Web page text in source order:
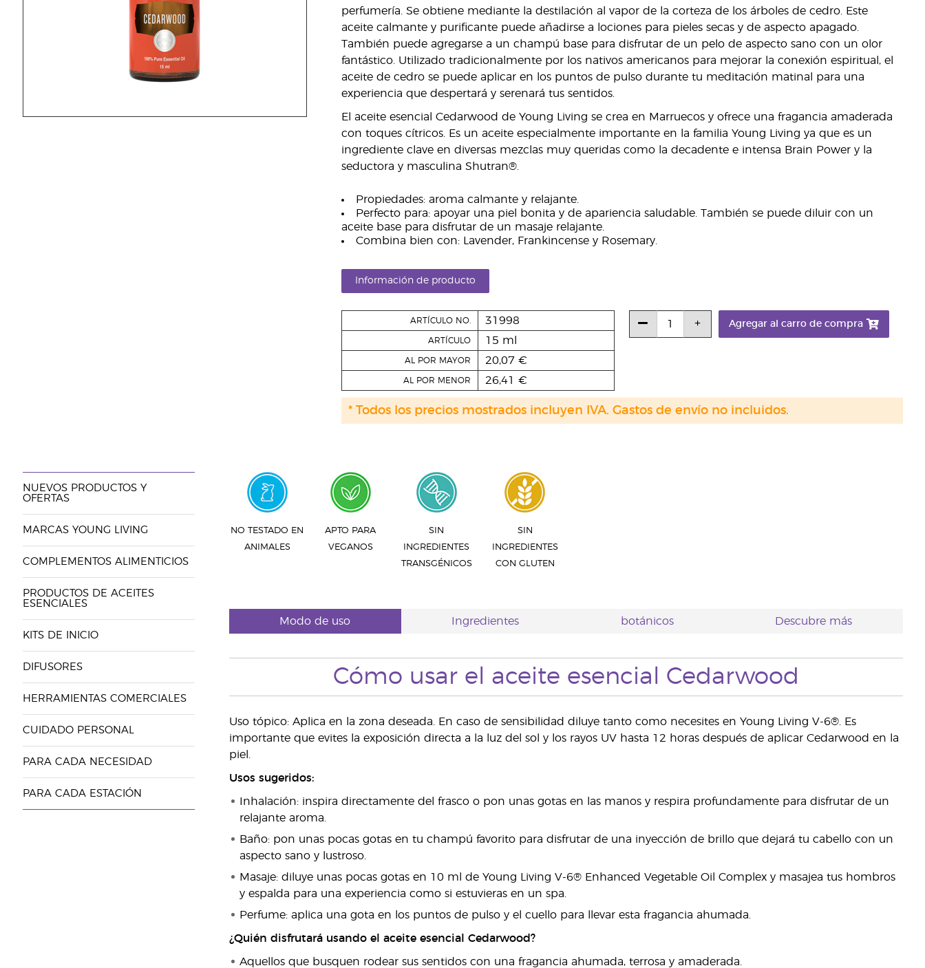
perfumería. Se obtiene mediante la destilación al vapor de la corteza de los árboles de cedro. Este
aceite calmante y purificante puede añadirse a lociones para pieles secas y de aspecto apagado.
También puede agregarse a un champú base para disfrutar de un pelo de aspecto sano con un olor
fantástico. Utilizado tradicionalmente por los nativos americanos para mejorar la conexión espiritual, el
aceite de cedro se puede aplicar en los puntos de pulso durante tu meditación matinal para una
experiencia que despertará y serenará tus sentidos.
El aceite esencial Cedarwood de Young Living se crea en Marruecos y ofrece una fragancia amaderada
con toques cítricos. Es un aceite especialmente importante en la familia Young Living ya que es un
ingrediente clave en diversas mezclas muy queridas como la decadente e intensa Brain Power y la
seductora y masculina Shutran®.
Propiedades: aroma calmante y relajante.
Perfecto para: apoyar una piel bonita y de apariencia saludable. También se puede diluir con un
aceite base para disfrutar de un masaje relajante.
Combina bien con: Lavender, Frankincense y Rosemary.
Información de producto
ARTÍCULO NO. 31998
ARTÍCULO 15 ml
AL POR MAYOR 20,07 €
AL POR MENOR 26,41 €
Agregar al carro de compra
* Todos los precios mostrados incluyen IVA. Gastos de envío no incluidos.
NUEVOS PRODUCTOS Y
OFERTAS
MARCAS YOUNG LIVING
COMPLEMENTOS ALIMENTICIOS
PRODUCTOS DE ACEITES
ESENCIALES
KITS DE INICIO
DIFUSORES
HERRAMIENTAS COMERCIALES
CUIDADO PERSONAL
PARA CADA NECESIDAD
PARA CADA ESTACIÓN
NO TESTADO EN
ANIMALES
APTO PARA
VEGANOS
SIN
INGREDIENTES
TRANSGÉNICOS
SIN
INGREDIENTES
CON GLUTEN
Modo de uso Ingredientes botánicos Descubre más
Cómo usar el aceite esencial Cedarwood
Uso tópico: Aplica en la zona deseada. En caso de sensibilidad diluye tanto como necesites en Young Living V-6®. Es
importante que evites la exposición directa a la luz del sol y los rayos UV hasta 12 horas después de aplicar Cedarwood en la
piel.
Usos sugeridos:
Inhalación: inspira directamente del frasco o pon unas gotas en las manos y respira profundamente para disfrutar de un
relajante aroma.
Baño: pon unas pocas gotas en tu champú favorito para disfrutar de una inyección de brillo que dejará tu cabello con un
aspecto sano y lustroso.
Masaje: diluye unas pocas gotas en 10 ml de Young Living V-6® Enhanced Vegetable Oil Complex y masajea tus hombros
y espalda para una experiencia como si estuvieras en un spa.
Perfume: aplica una gota en los puntos de pulso y el cuello para llevar esta fragancia ahumada.
¿Quién disfrutará usando el aceite esencial Cedarwood?
Aquellos que busquen rodear sus sentidos con una fragancia ahumada, terrosa y amaderada.